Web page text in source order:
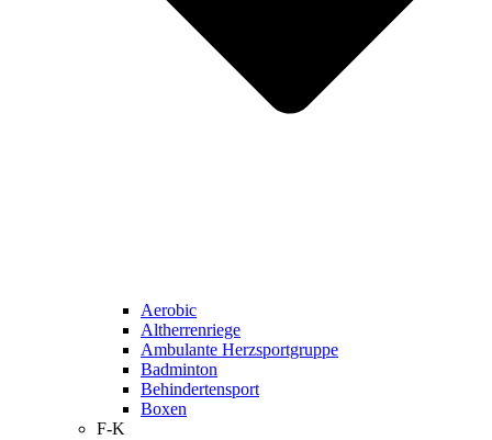
Aerobic
Altherrenriege
Ambulante Herzsportgruppe
Badminton
Behindertensport
Boxen
F-K